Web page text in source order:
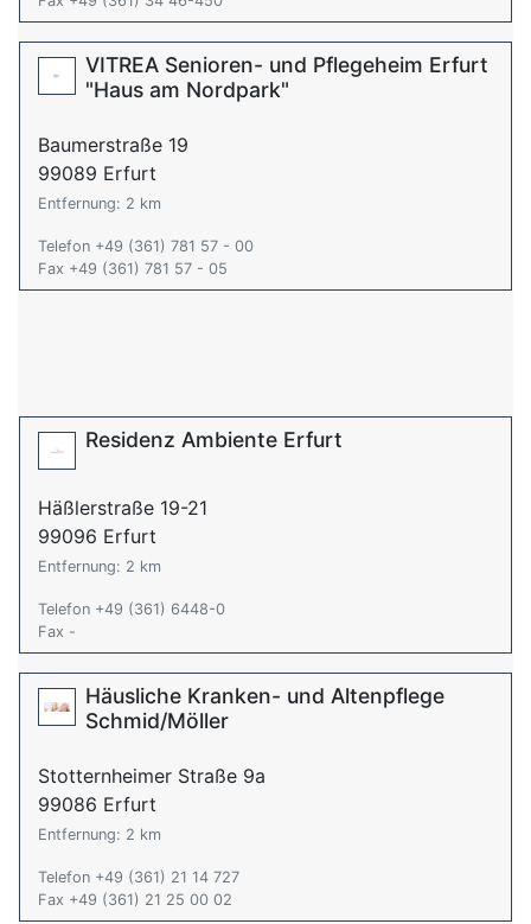
VITREA Senioren- und Pflegeheim Erfurt
"Haus am Nordpark"
Baumerstraße 19
99089 Erfurt
Entfernung: 2 km
Telefon +49 (361) 781 57 - 00
Fax +49 (361) 781 57 - 05
Residenz Ambiente Erfurt
Häßlerstraße 19-21
99096 Erfurt
Entfernung: 2 km
Telefon +49 (361) 6448-0
Fax -
Häusliche Kranken- und Altenpflege
Schmid/Möller
Stotternheimer Straße 9a
99086 Erfurt
Entfernung: 2 km
Telefon +49 (361) 21 14 727
Fax +49 (361) 21 25 00 02